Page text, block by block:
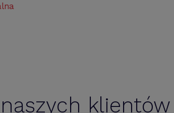
naszych klientów